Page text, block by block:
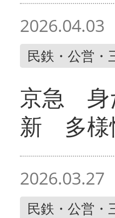
2026.04.03
民鉄・公営・
京急 身
新 多様
2026.03.27
民鉄・公営・